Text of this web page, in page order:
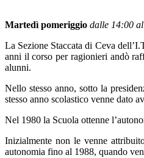
Martedì pomeriggio dalle 14:00
La Sezione Staccata di Ceva
anni il corso per ragionieri andò
alunni.
Nello stesso anno, sotto la
stesso anno scolastico venne dato
Nel 1980 la Scuola ottenne
Inizialmente non le venne
autonomia fino al 1988, quando